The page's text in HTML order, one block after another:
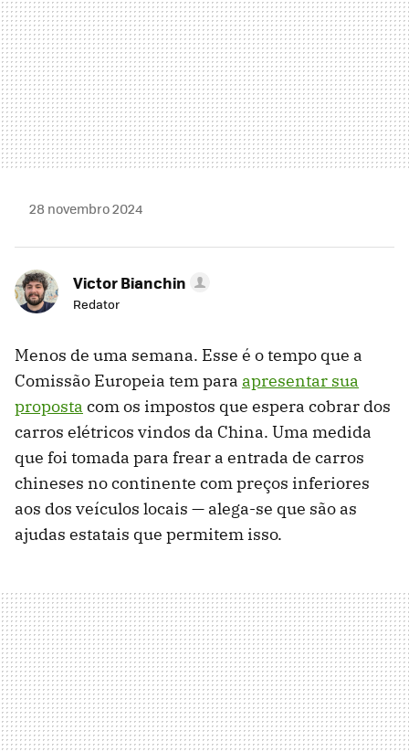
28 novembro 2024
Victor Bianchin
Redator
Menos de uma semana. Esse é o tempo que a
Comissão Europeia tem para apresentar sua
proposta com os impostos que espera cobrar dos
carros elétricos vindos da China. Uma medida
que foi tomada para frear a entrada de carros
chineses no continente com preços inferiores
aos dos veículos locais — alega-se que são as
ajudas estatais que permitem isso.